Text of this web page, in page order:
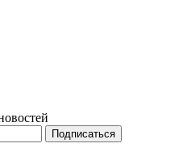
Подписаться